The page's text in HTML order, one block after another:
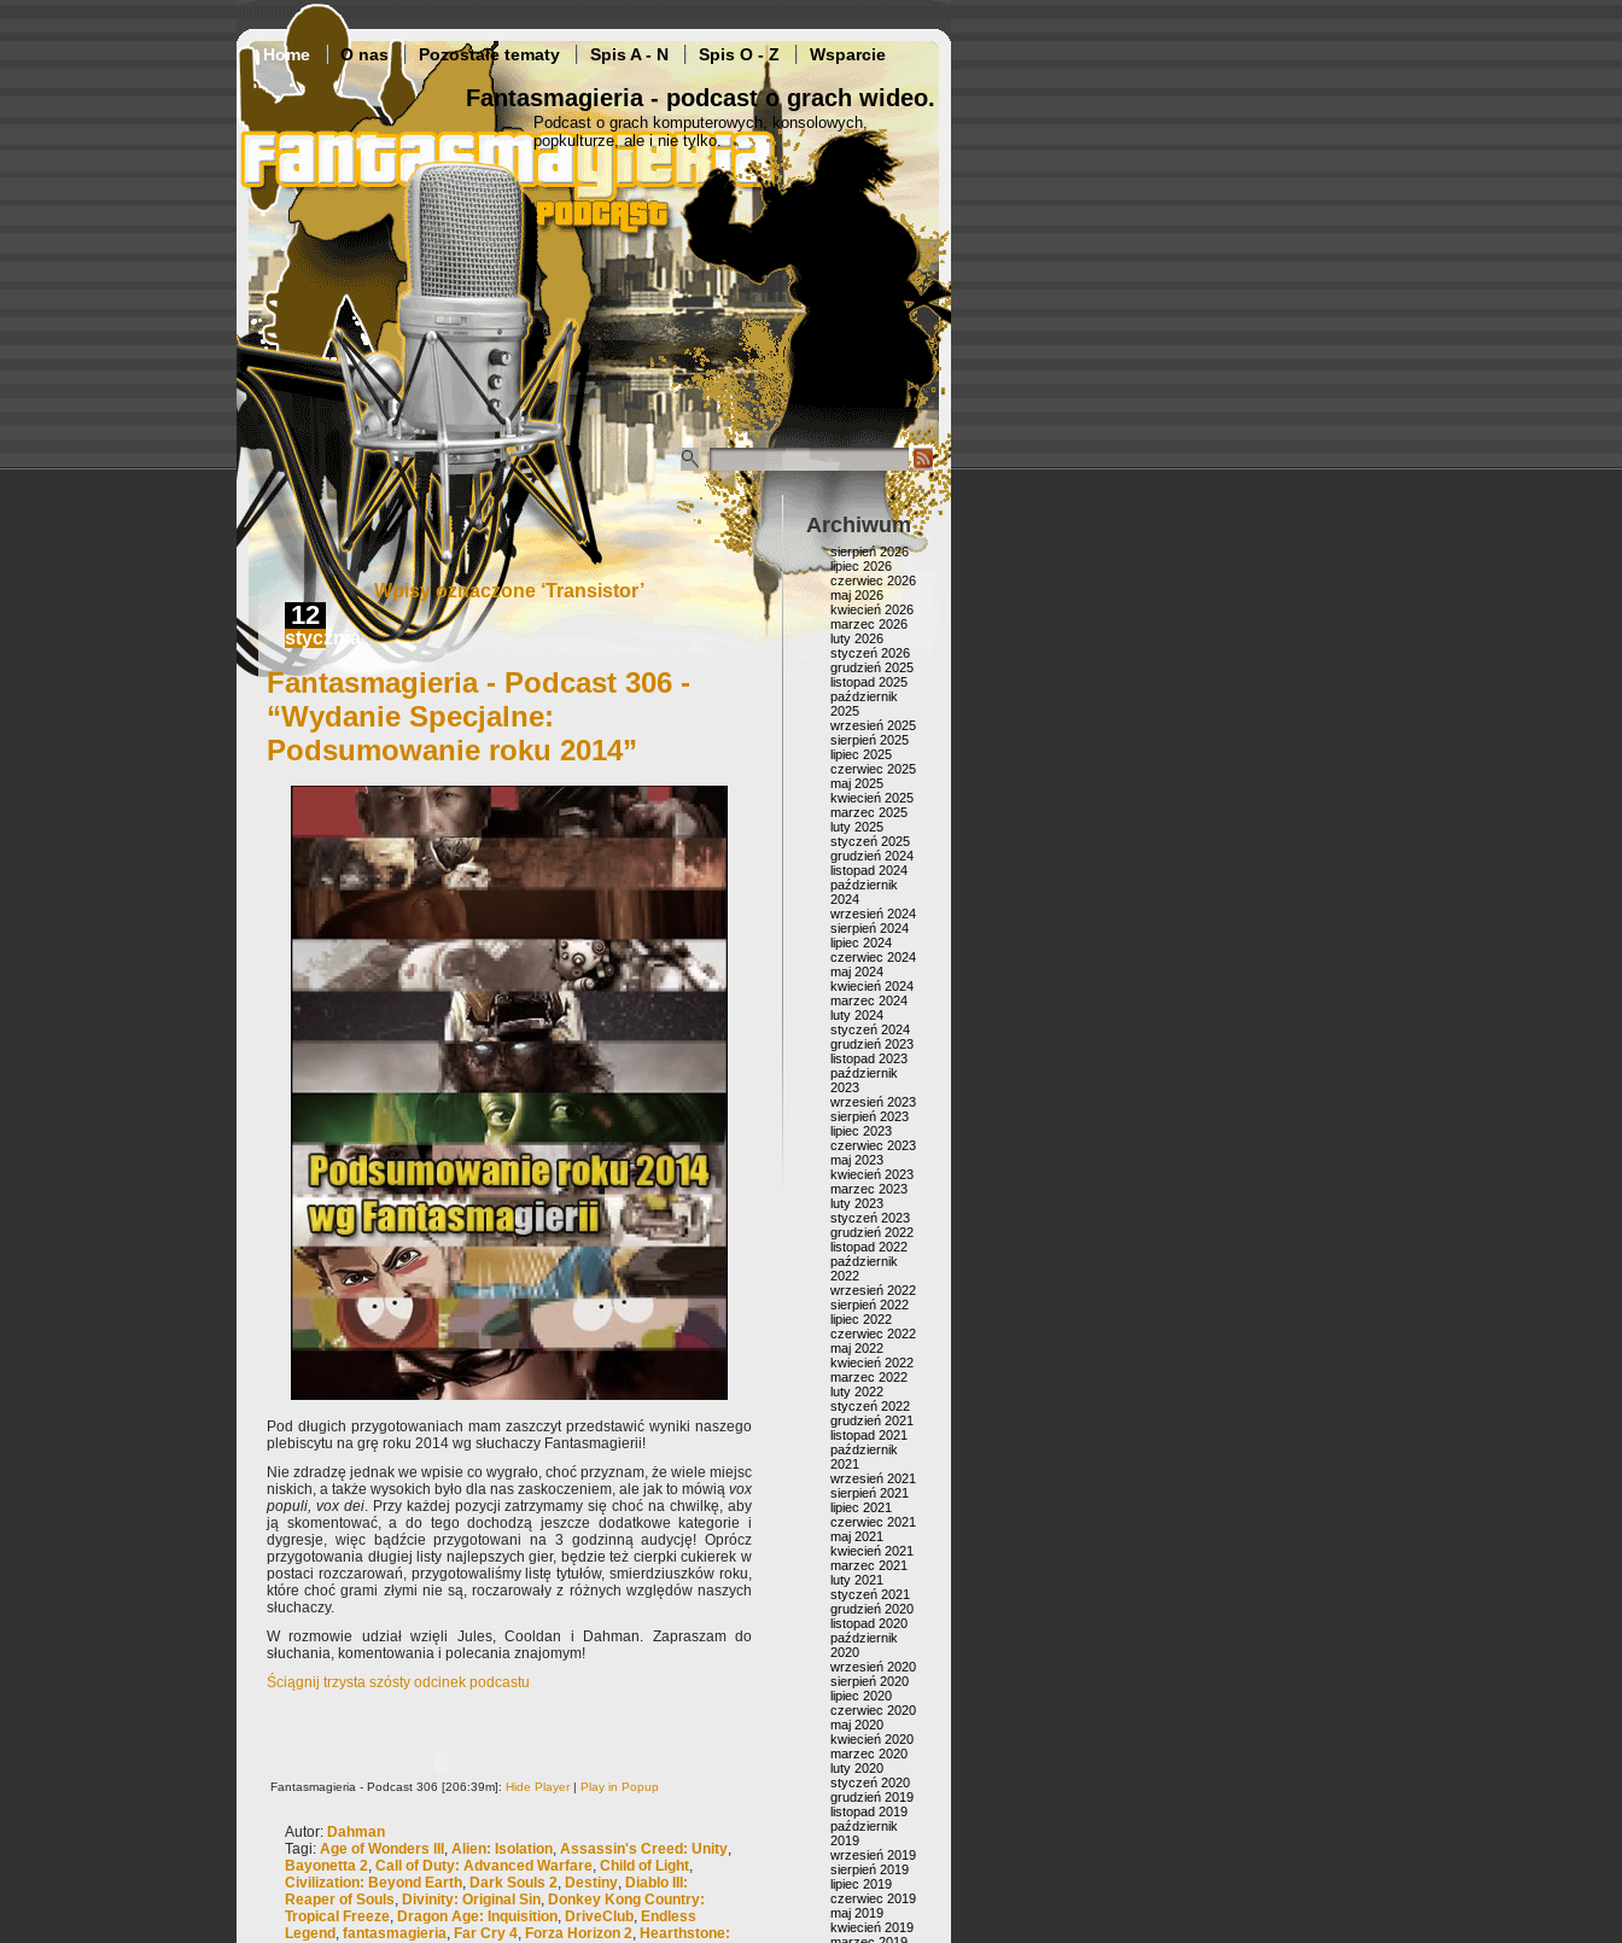
Home O nas Pozostałe tematy Spis A - N Spis O - Z Wsparcie
Fantasmagieria - podcast o grach wideo.
Podcast o grach komputerowych, konsolowych,
popkulturze, ale i nie tylko.
Wpisy oznaczone ‘Transistor’
12
stycznia
Fantasmagieria - Podcast 306 -
“Wydanie Specjalne:
Podsumowanie roku 2014”
Pod długich przygotowaniach mam zaszczyt przedstawić wyniki naszego
plebiscytu na grę roku 2014 wg słuchaczy Fantasmagierii!
Nie zdradzę jednak we wpisie co wygrało, choć przyznam, że wiele miejsc
niskich, a także wysokich było dla nas zaskoczeniem, ale jak to mówią vox
populi, vox dei. Przy każdej pozycji zatrzymamy się choć na chwilkę, aby
ją skomentować, a do tego dochodzą jeszcze dodatkowe kategorie i
dygresje, więc bądźcie przygotowani na 3 godzinną audycję! Oprócz
przygotowania długiej listy najlepszych gier, będzie też cierpki cukierek w
postaci rozczarowań, przygotowaliśmy listę tytułów, smierdziuszków roku,
które choć grami złymi nie są, roczarowały z różnych względów naszych
słuchaczy.
W rozmowie udział wzięli Jules, Cooldan i Dahman. Zapraszam do
słuchania, komentowania i polecania znajomym!
Ściągnij trzysta szósty odcinek podcastu
Fantasmagieria - Podcast 306 [206:39m]: Hide Player| Play in Popup
Autor: Dahman
Tagi: Age of Wonders III , Alien: Isolation, Assassin's Creed: Unity,
Bayonetta 2, Call of Duty: Advanced Warfare, Child of Light,
Civilization: Beyond Earth, Dark Souls 2, Destiny, Diablo III:
Reaper of Souls, Divinity: Original Sin, Donkey Kong Country:
Tropical Freeze, Dragon Age: Inquisition, DriveClub, Endless
Legend , fantasmagieria, Far Cry 4, Forza Horizon 2, Hearthstone:
Archiwum
sierpień 2026
lipiec 2026
czerwiec 2026
maj 2026
kwiecień 2026
marzec 2026
luty 2026
styczeń 2026
grudzień 2025
listopad 2025
październik
2025
wrzesień 2025
sierpień 2025
lipiec 2025
czerwiec 2025
maj 2025
kwiecień 2025
marzec 2025
luty 2025
styczeń 2025
grudzień 2024
listopad 2024
październik
2024
wrzesień 2024
sierpień 2024
lipiec 2024
czerwiec 2024
maj 2024
kwiecień 2024
marzec 2024
luty 2024
styczeń 2024
grudzień 2023
listopad 2023
październik
2023
wrzesień 2023
sierpień 2023
lipiec 2023
czerwiec 2023
maj 2023
kwiecień 2023
marzec 2023
luty 2023
styczeń 2023
grudzień 2022
listopad 2022
październik
2022
wrzesień 2022
sierpień 2022
lipiec 2022
czerwiec 2022
maj 2022
kwiecień 2022
marzec 2022
luty 2022
styczeń 2022
grudzień 2021
listopad 2021
październik
2021
wrzesień 2021
sierpień 2021
lipiec 2021
czerwiec 2021
maj 2021
kwiecień 2021
marzec 2021
luty 2021
styczeń 2021
grudzień 2020
listopad 2020
październik
2020
wrzesień 2020
sierpień 2020
lipiec 2020
czerwiec 2020
maj 2020
kwiecień 2020
marzec 2020
luty 2020
styczeń 2020
grudzień 2019
listopad 2019
październik
2019
wrzesień 2019
sierpień 2019
lipiec 2019
czerwiec 2019
maj 2019
kwiecień 2019